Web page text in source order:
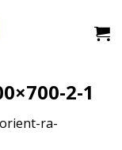
2-1
orient-ra-